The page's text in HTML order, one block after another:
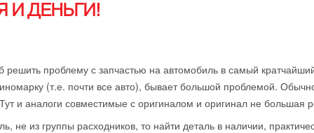
И ДЕНЬГИ!
решить проблему с запчастью на автомобиль в самый
(т.е. почти все авто), бывает большой проблемой.
и аналоги совместимые с оригиналом и оригинал не большая
не из группы расходников, то найти деталь в наличии,